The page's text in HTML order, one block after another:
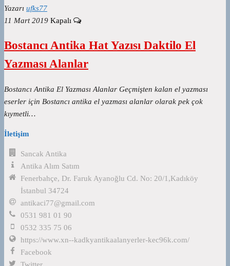
Yazarı ufks77
11 Mart 2019 Kapalı
Bostancı Antika Hat Yazısı Daktilo El
Yazması Alanlar
Bostancı Antika El Yazması Alanlar Geçmişten kalan el yazması
eserler için Bostancı antika el yazması alanlar olarak pek çok
kıymetli…
İletişim
Sancak Antika
Antika Alım Satım
Fenerbahçe, Dr. Faruk Ayanoğlu Cd. No: 20/1,Kadıköy
İstanbul 34724
antikaci77@gmail.com
0531 981 01 90
0532 335 75 06
https://www.xn--kadkyantikaalanyerler-kec96k.com/
Facebook
Twitter